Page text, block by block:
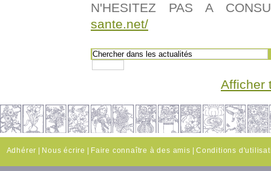
N'HESITEZ PAS A
sante.net/
Afficher
Adhérer Nous écrire Faire connaître à des amis Conditions